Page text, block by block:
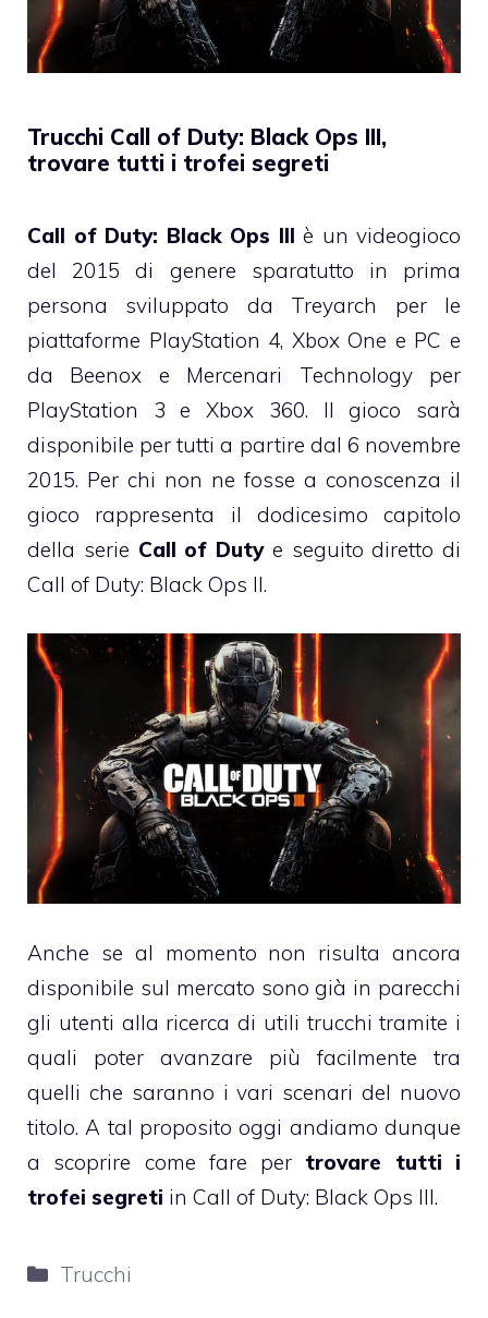
Trucchi Call of Duty: Black Ops III,
trovare tutti i trofei segreti
Call of Duty: Black Ops III è un videogioco
del 2015 di genere sparatutto in prima
persona sviluppato da Treyarch per le
piattaforme PlayStation 4, Xbox One e PC e
da Beenox e Mercenari Technology per
PlayStation 3 e Xbox 360. Il gioco sarà
disponibile per tutti a partire dal 6 novembre
2015. Per chi non ne fosse a conoscenza il
gioco rappresenta il dodicesimo capitolo
della serie Call of Dutye seguito diretto di
Call of Duty: Black Ops II.
Anche se al momento non risulta ancora
disponibile sul mercato sono già in parecchi
gli utenti alla ricerca di utili trucchi tramite i
quali poter avanzare più facilmente tra
quelli che saranno i vari scenari del nuovo
titolo. A tal proposito oggi andiamo dunque
a scoprire come fare per trovare tutti i
trofei segreti in Call of Duty: Black Ops III.
Categorie
Trucchi